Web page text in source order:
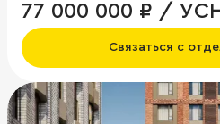
77 000 000 ₽ / УСН
Связаться с